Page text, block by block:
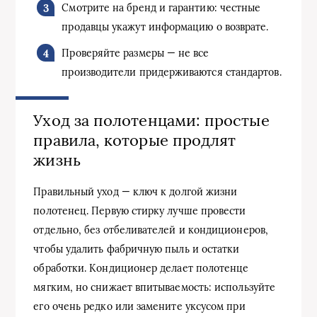
Смотрите на бренд и гарантию: честные
продавцы укажут информацию о возврате.
Проверяйте размеры — не все
производители придерживаются стандартов.
Уход за полотенцами: простые
правила, которые продлят
жизнь
Правильный уход — ключ к долгой жизни
полотенец. Первую стирку лучше провести
отдельно, без отбеливателей и кондиционеров,
чтобы удалить фабричную пыль и остатки
обработки. Кондиционер делает полотенце
мягким, но снижает впитываемость: используйте
его очень редко или замените уксусом при